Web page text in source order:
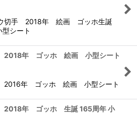
切手 2018年 絵画 ゴッホ生誕
シート
2018年 ゴッホ 絵画 小型シート
2016年 ゴッホ 絵画 小型シート
2018年 ゴッホ 生誕 165周年 小